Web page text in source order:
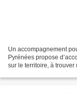
Un accompagnement
Pyrénées propose
sur le territoire, à trouver